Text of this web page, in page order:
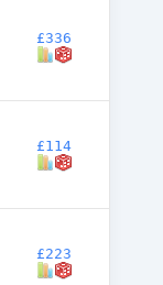
£336
£114
£223